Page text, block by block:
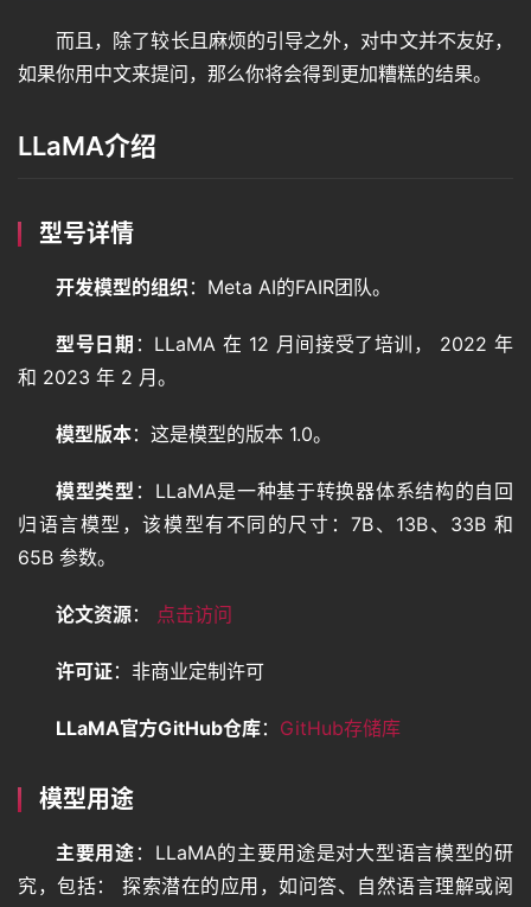
而且，除了较长且麻烦的引导之外，对中文并不友好，
如果你用中文来提问，那么你将会得到更加糟糕的结果。
LLaMA介绍
型号详情
开发模型的组织 ：Meta AI的FAIR团队。
型号日期 ：LLaMA 在 12 月间接受了培训， 2022 年
和 2023 年 2 月。
模型版本：这是模型的版本 1.0。
模型类型 ：LLaMA是一种基于转换器体系结构的自回
归语言模型，该模型有不同的尺寸：7B、13B、33B 和
65B 参数。
论文资源： 点击访问
许可证：非商业定制许可
LLaMA官方GitHub仓库： GitHub存储库
模型用途
主要用途 ：LLaMA的主要用途是对大型语言模型的研
究，包括： 探索潜在的应用，如问答、自然语言理解或阅